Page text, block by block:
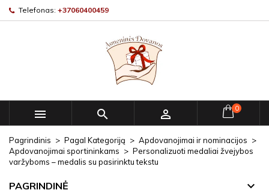
Telefonas: +37060400459
   0
Pagrindinis Pagal Kategoriją
Apdovanojimai ir nominacijos
Apdovanojimai sportininkams
Personalizuoti medaliai žvejybos
varžyboms – medalis su pasirinktu tekstu
PAGRINDINĖ